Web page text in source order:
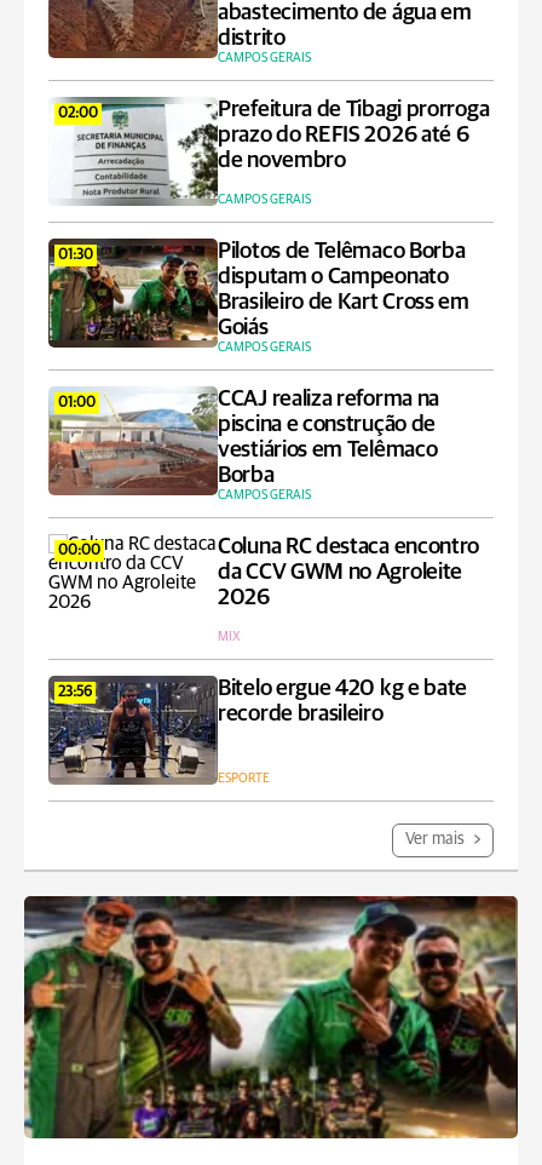
abastecimento de água em
distrito
CAMPOS GERAIS
02:00
Prefeitura de Tibagi prorroga
prazo do REFIS 2026 até 6
de novembro
CAMPOS GERAIS
01:30
Pilotos de Telêmaco Borba
disputam o Campeonato
Brasileiro de Kart Cross em
Goiás
CAMPOS GERAIS
01:00
CCAJ realiza reforma na
piscina e construção de
vestiários em Telêmaco
Borba
CAMPOS GERAIS
00:00
Coluna RC destaca encontro
da CCV GWM no Agroleite
2026
MIX
23:56
Bitelo ergue 420 kg e bate
recorde brasileiro
ESPORTE
Ver mais